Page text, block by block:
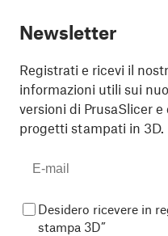
Newsletter
Registrati e ricevi il
informazioni utili sui
versioni di PrusaSlicer
progetti stampati in 3D.
Desidero ricevere in
stampa 3D”